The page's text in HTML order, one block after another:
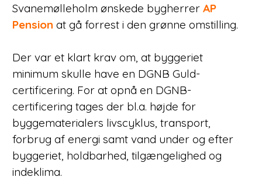
Svanemølleholm ønskede bygherrer AP
Pension at gå forrest i den grønne omstilling.
Der var et klart krav om, at byggeriet
minimum skulle have en DGNB Guld-
certificering. For at opnå en DGNB-
certificering tages der bl.a. højde for
byggematerialers livscyklus, transport,
forbrug af energi samt vand under og efter
byggeriet, holdbarhed, tilgængelighed og
indeklima.